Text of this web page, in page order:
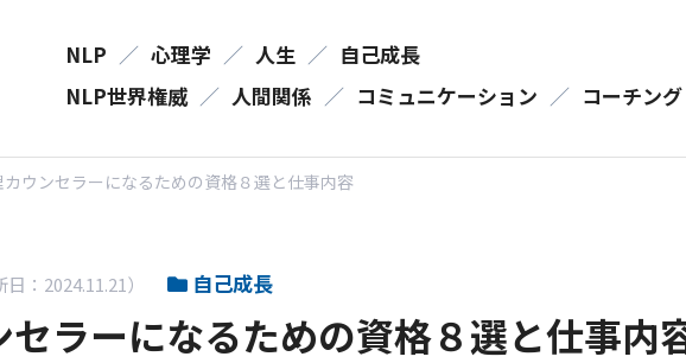
NLP ／ 心理学 ／ 人生 ／ 自己成長
NLP世界権威 ／ 人間関係 ／ コミュニケーション ／ コーチング
カウンセラーになるための資格８選と仕事内容
日：2024.11.21） 自己成長
セラーになるための資格８選と仕事内